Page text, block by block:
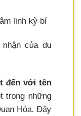
linh kỳ bí
của du
đến với tên
trong những
Hóa. Đây